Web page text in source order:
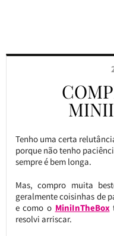
Tenho uma certa
porque não tenho
sempre é bem longa.
Mas, compro muita
geralmente coisinhas de
e como o MiniInTheBox
resolvi arriscar.